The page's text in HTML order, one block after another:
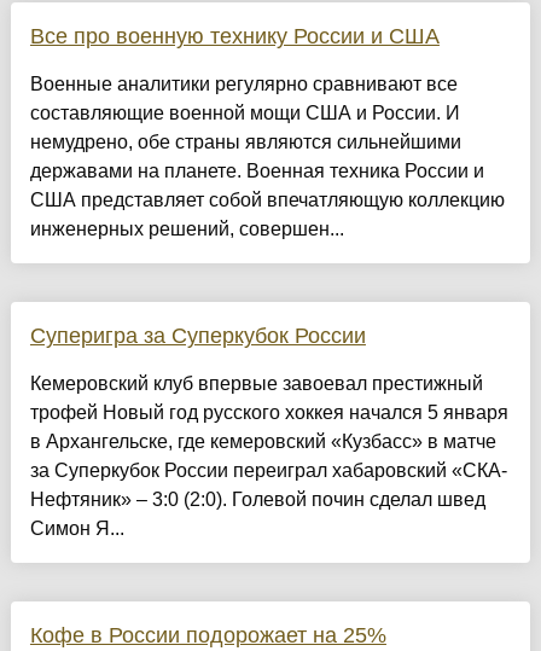
Все про военную технику России и США
Военные аналитики регулярно сравнивают все
составляющие военной мощи США и России. И
немудрено, обе страны являются сильнейшими
державами на планете. Военная техника России и
США представляет собой впечатляющую коллекцию
инженерных решений, совершен...
Суперигра за Суперкубок России
Кемеровский клуб впервые завоевал престижный
трофей Новый год русского хоккея начался 5 января
в Архангельске, где кемеровский «Кузбасс» в матче
за Суперкубок России переиграл хабаровский «СКА-
Нефтяник» – 3:0 (2:0). Голевой почин сделал швед
Симон Я...
Кофе в России подорожает на 25%